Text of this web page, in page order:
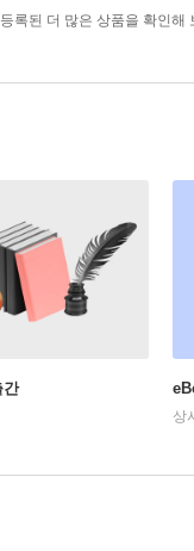
록된 더 많은 상품을 확인해
간
상